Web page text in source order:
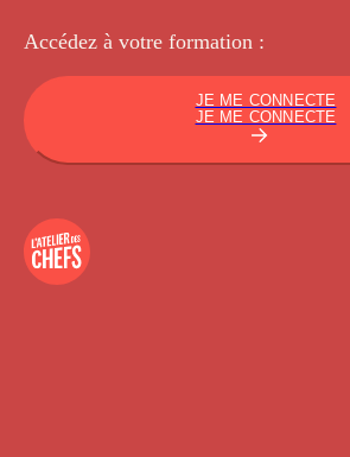
Accédez à votre formation :
JE ME CONNECTE
JE ME CONNECTE